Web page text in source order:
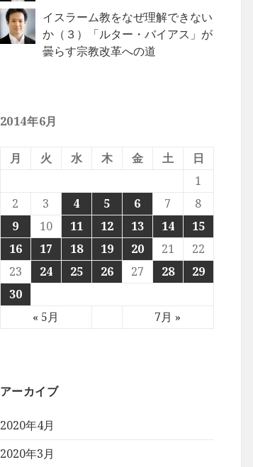
イスラーム教をなぜ理解できない
か（３）「ルター・バイアス」が
曇らす宗教改革への道
2014年6月
月 火 水 木 金 土 日
« 5月 7月 »
1
2
3 4 5 6 7
8
9
10 11 12 13 14
15
16
17 18 19 20 21
22
23
24 25 26 27 28
29
30
アーカイブ
2020年4月
2020年3月